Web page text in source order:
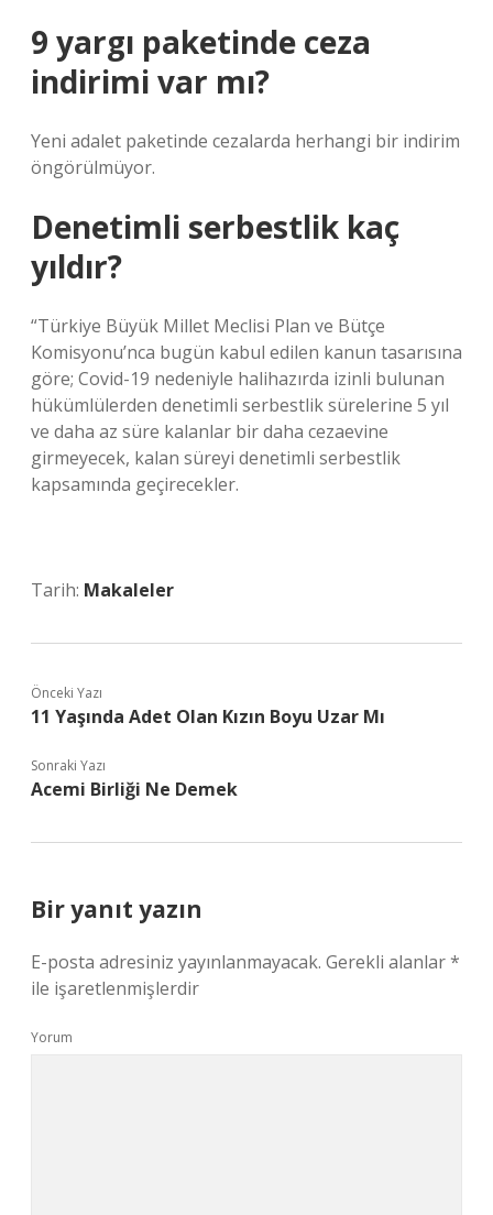
9 yargı paketinde ceza
indirimi var mı?
Yeni adalet paketinde cezalarda herhangi bir indirim
öngörülmüyor.
Denetimli serbestlik kaç
yıldır?
“Türkiye Büyük Millet Meclisi Plan ve Bütçe
Komisyonu’nca bugün kabul edilen kanun tasarısına
göre; Covid-19 nedeniyle halihazırda izinli bulunan
hükümlülerden denetimli serbestlik sürelerine 5 yıl
ve daha az süre kalanlar bir daha cezaevine
girmeyecek, kalan süreyi denetimli serbestlik
kapsamında geçirecekler.
Tarih: Makaleler
Önceki Yazı
11 Yaşında Adet Olan Kızın Boyu Uzar Mı
Sonraki Yazı
Acemi Birliği Ne Demek
Bir yanıt yazın
E-posta adresiniz yayınlanmayacak. Gerekli alanlar*
ile işaretlenmişlerdir
Yorum